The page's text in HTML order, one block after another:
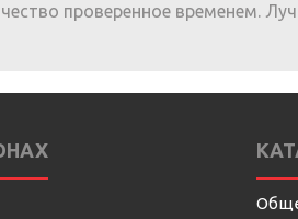
проверенное временем.